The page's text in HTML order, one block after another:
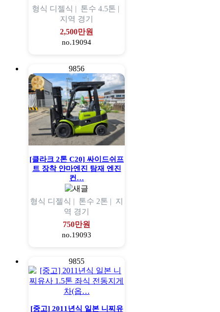
형식 디젤식 | 톤수 4.5톤 |
지역 경기
2,500만원
no.19094
9856
[클라크 2톤 C20] 싸이드쉬프
트 장착 얀마엔진 탐재 엔진
컨…
형식 디젤식 | 톤수 2톤 | 지
역 경기
750만원
no.19093
9855
[중고] 2011년식 일본 니찌유